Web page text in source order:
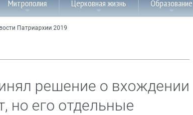
Митрополия Церковная жизнь Образование
Патриархии 2019
решение о вхождении
но его отдельные